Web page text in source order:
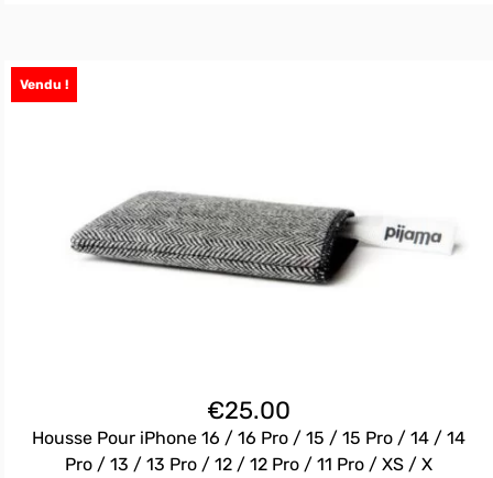
Vendu !
€25.00
Housse Pour iPhone 16 / 16 Pro / 15 / 15 Pro / 14 / 14
Pro / 13 / 13 Pro / 12 / 12 Pro / 11 Pro / XS / X